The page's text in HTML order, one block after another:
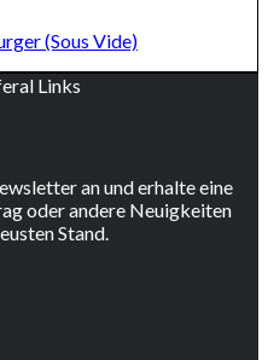
(Sous Vide)
Links
an und erhalte eine
oder andere Neuigkeiten
Stand.